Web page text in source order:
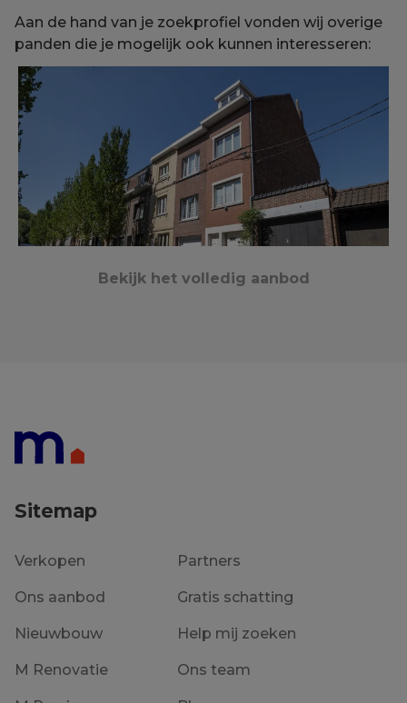
Aan de hand van je zoekprofiel vonden wij overige
panden die je mogelijk ook kunnen interesseren:
Bekijk het volledig aanbod
Sitemap
Verkopen
Ons aanbod
Nieuwbouw
M Renovatie
Partners
Gratis schatting
Help mij zoeken
Ons team